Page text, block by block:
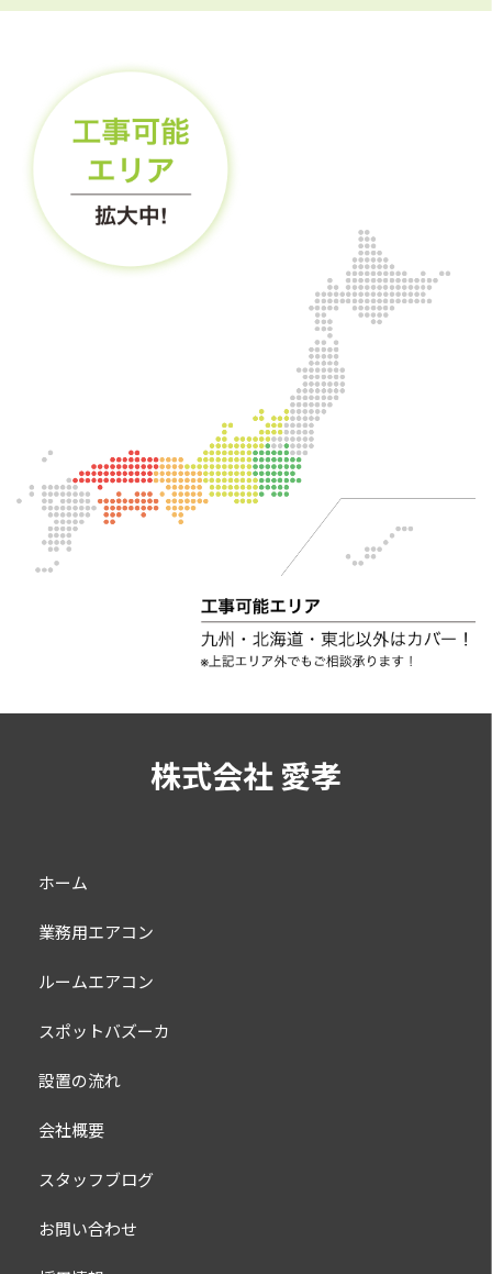
株式会社 愛孝
ホーム
業務用エアコン
ルームエアコン
スポットバズーカ
設置の流れ
会社概要
スタッフブログ
お問い合わせ